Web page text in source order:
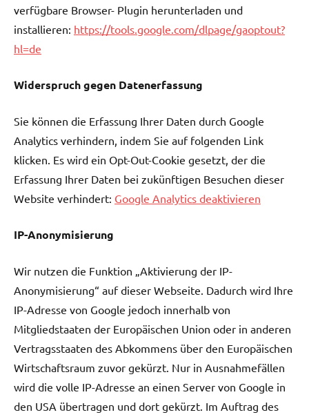
verfügbare Browser- Plugin herunterladen und
installieren: https://tools.google.com/dlpage/gaoptout?
hl=de
Widerspruch gegen Datenerfassung
Sie können die Erfassung Ihrer Daten durch Google
Analytics verhindern, indem Sie auf folgenden Link
klicken. Es wird ein Opt-Out-Cookie gesetzt, der die
Erfassung Ihrer Daten bei zukünftigen Besuchen dieser
Website verhindert: Google Analytics deaktivieren
IP-Anonymisierung
Wir nutzen die Funktion „Aktivierung der IP-
Anonymisierung“ auf dieser Webseite. Dadurch wird Ihre
IP-Adresse von Google jedoch innerhalb von
Mitgliedstaaten der Europäischen Union oder in anderen
Vertragsstaaten des Abkommens über den Europäischen
Wirtschaftsraum zuvor gekürzt. Nur in Ausnahmefällen
wird die volle IP-Adresse an einen Server von Google in
den USA übertragen und dort gekürzt. Im Auftrag des